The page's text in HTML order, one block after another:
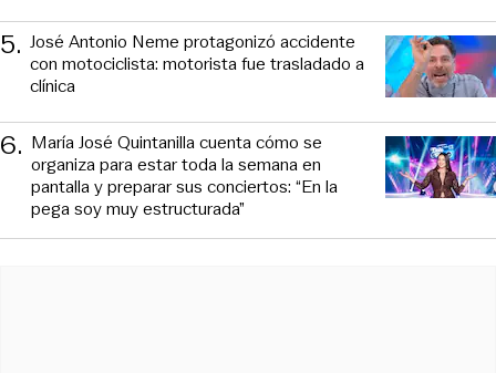
5. José Antonio Neme protagonizó accidente
con motociclista: motorista fue trasladado a
clínica
6. María José Quintanilla cuenta cómo se
organiza para estar toda la semana en
pantalla y preparar sus conciertos: “En la
pega soy muy estructurada”